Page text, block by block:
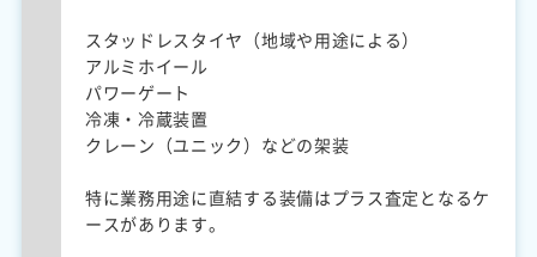
スタッドレスタイヤ（地域や用途による）
アルミホイール
パワーゲート
冷凍・冷蔵装置
クレーン（ユニック）などの架装
特に業務用途に直結する装備はプラス査定となるケ
ースがあります。